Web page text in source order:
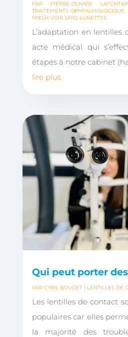
PAR PIERRE-OLIVIER
TRAITEMENTS OPHTALMOLOGIQUE,
MIEUX VOIR SANS LUNETTES
L’adaptation en lentilles
acte médical qui
étapes à notre cabinet
lire plus
Qui peut porter
PAR CYRIL BOUDET| LENTILLES DE
Les lentilles de contact
populaires car elles
la majorité des